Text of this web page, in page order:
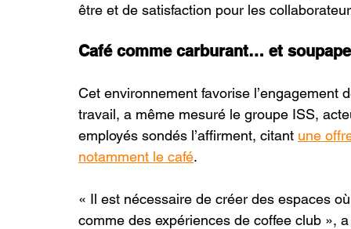
être et de satisfaction pour les
Café comme carburant… et soupape
Cet environnement favorise l’engagement
travail, a même mesuré le groupe ISS,
employés sondés l’affirment, citant une
notamment le café.
« Il est nécessaire de créer des espaces
comme des expériences de coffee club »,